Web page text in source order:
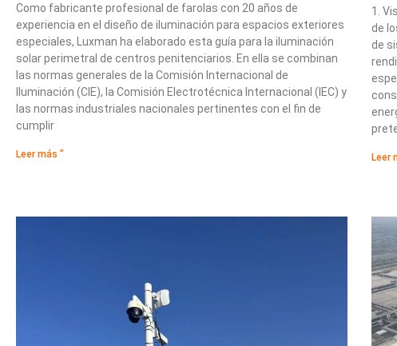
Como fabricante profesional de farolas con 20 años de
experiencia en el diseño de iluminación para espacios exteriores
especiales, Luxman ha elaborado esta guía para la iluminación
solar perimetral de centros penitenciarios. En ella se combinan
las normas generales de la Comisión Internacional de
Iluminación (CIE), la Comisión Electrotécnica Internacional (IEC) y
las normas industriales nacionales pertinentes con el fin de
cumplir
Leer más "
1.
de
de
Leer